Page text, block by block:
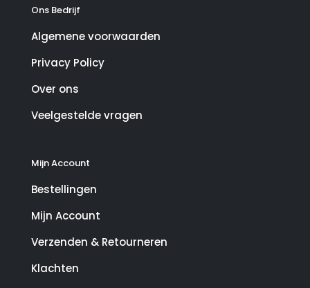
Ons Bedrijf
Algemene voorwaarden
Privacy Policy
Over ons
Veelgestelde vragen
Mijn Account
Bestellingen
Mijn Account
Verzenden & Retourneren
Klachten